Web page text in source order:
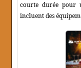
courte durée pour
incluent des